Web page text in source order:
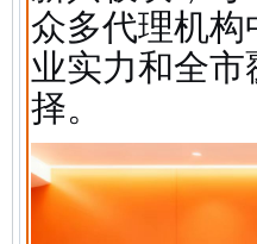
众多代理机构
业实力和全
择。